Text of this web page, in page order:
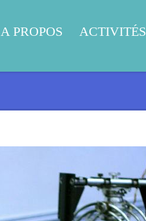
A PROPOS ACTIVITÉS